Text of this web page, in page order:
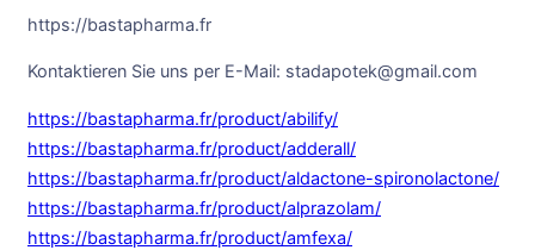
https://bastapharma.fr
Kontaktieren Sie uns per E-Mail: stadapotek@gmail.com
https://bastapharma.fr/product/abilify/
https://bastapharma.fr/product/adderall/
https://bastapharma.fr/product/aldactone-spironolactone/
https://bastapharma.fr/product/alprazolam/
https://bastapharma.fr/product/amfexa/